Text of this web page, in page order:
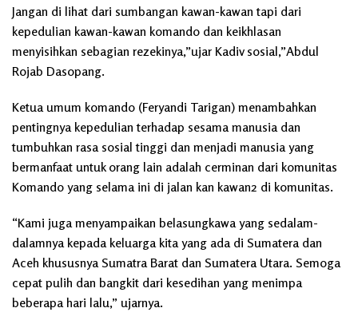
Jangan di lihat dari sumbangan kawan-kawan tapi dari
kepedulian kawan-kawan komando dan keikhlasan
menyisihkan sebagian rezekinya,”ujar Kadiv sosial,”Abdul
Rojab Dasopang.
Ketua umum komando (Feryandi Tarigan) menambahkan
pentingnya kepedulian terhadap sesama manusia dan
tumbuhkan rasa sosial tinggi dan menjadi manusia yang
bermanfaat untuk orang lain adalah cerminan dari komunitas
Komando yang selama ini di jalan kan kawan2 di komunitas.
“Kami juga menyampaikan belasungkawa yang sedalam-
dalamnya kepada keluarga kita yang ada di Sumatera dan
Aceh khususnya Sumatra Barat dan Sumatera Utara. Semoga
cepat pulih dan bangkit dari kesedihan yang menimpa
beberapa hari lalu,” ujarnya.